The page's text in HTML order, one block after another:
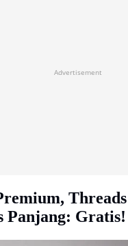
Advertisement
Panjang: Gratis!